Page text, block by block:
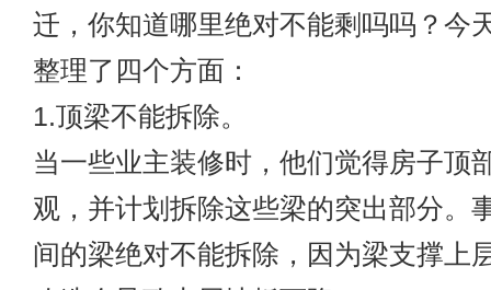
迁，你知道哪里绝对不能剩吗吗？今
整理了四个方面：
1.顶梁不能拆除。
当一些业主装修时，他们觉得房子顶
观，并计划拆除这些梁的突出部分。
间的梁绝对不能拆除，因为梁支撑上